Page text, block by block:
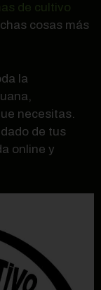
de cultivo
cosas más
la
necesitas.
de tus
online y